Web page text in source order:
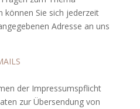
können Sie sich jederzeit
Adresse an uns
der Impressumspflicht
zur Übersendung von